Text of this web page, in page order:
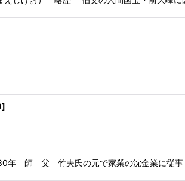
]
父 竹夫氏の元で家業の沈金業に従事